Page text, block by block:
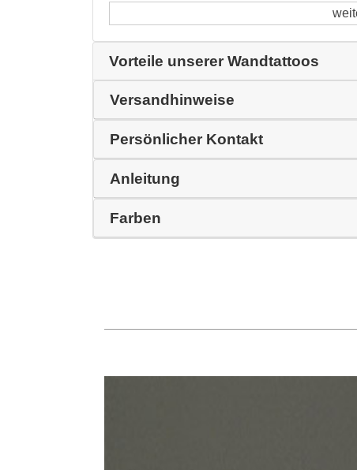
Vorteile unserer Wandtattoos
Versandhinweise
Persönlicher Kontakt
Anleitung
Farben